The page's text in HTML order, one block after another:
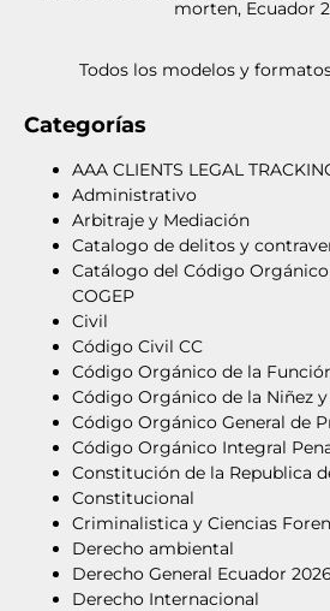
morten, Ecuador
Todos los modelos y
Categorías
AAA CLIENTS LEGAL
Administrativo
Arbitraje y Mediación
Catalogo de delitos y
Catálogo del Código
COGEP
Civil
Código Civil CC
Código Orgánico de la
Código Orgánico de la Niñez
Código Orgánico General de
Código Orgánico Integral
Constitución de la Republica
Constitucional
Criminalistica y Ciencias
Derecho ambiental
Derecho General Ecuador 2026
Derecho Internacional